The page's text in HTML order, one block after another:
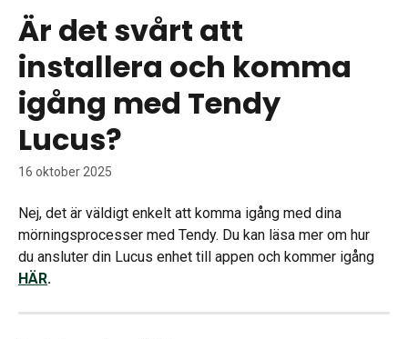
Är det svårt att
installera och komma
igång med Tendy
Lucus?
16 oktober 2025
Nej, det är väldigt enkelt att komma igång med dina
mörningsprocesser med Tendy. Du kan läsa mer om hur
du ansluter din Lucus enhet till appen och kommer igång
HÄR.